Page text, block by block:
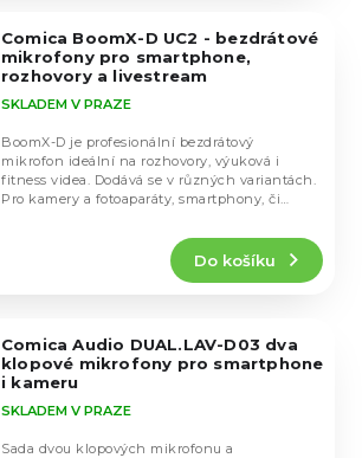
Comica BoomX-D UC2 - bezdrátové
mikrofony pro smartphone,
rozhovory a livestream
SKLADEM V PRAZE
Do košíku
BoomX-D je profesionální bezdrátový
mikrofon ideální na rozhovory, výuková i
fitness videa. Dodává se v různých variantách.
Pro kamery a fotoaparáty, smartphony, či
Comica Audio DUAL.LAV-D03 dva
klopové mikrofony pro smartphone
i kameru
SKLADEM V PRAZE
Sada dvou klopových mikrofonu a